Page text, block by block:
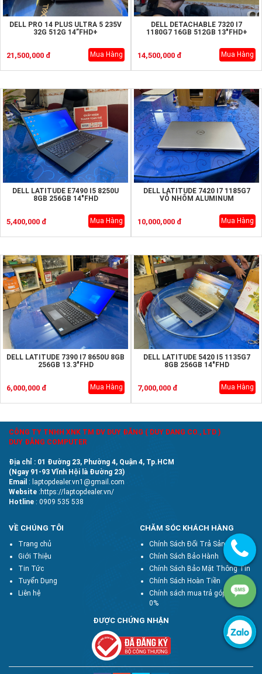
DELL PRO 14 PLUS ULTRA 5 235V
32G 512G 14”FHD+
21,500,000 đ Mua Hàng
DELL DETACHABLE 7320 I7
1180G7 16GB 512GB 13"FHD+
14,500,000 đ Mua Hàng
DELL LATITUDE E7490 I5 8250U
8GB 256GB 14"FHD
5,400,000 đ Mua Hàng
DELL LATITUDE 7420 I7 1185G7
VỎ NHÔM ALUMINUM
10,000,000 đ Mua Hàng
DELL LATITUDE 7390 I7 8650U 8GB
256GB 13.3"FHD
6,000,000 đ Mua Hàng
DELL LATITUDE 5420 I5 1135G7
8GB 256GB 14"FHD
7,000,000 đ Mua Hàng
CÔNG TY TNHH XNK TM DV DUY ĐĂNG ( DUY DANG CO., LTD )
DUY ĐĂNG COMPUTER
Địa chỉ : 01 Đường 23, Phường 4, Quận 4, Tp.HCM
(Ngay 91-93 Vĩnh Hội là Đường 23)
Email : laptopdealer.vn1@gmail.com
Website :https://laptopdealer.vn/
Hotline : 0909 535 538
VỀ CHÚNG TÔI
Trang chủ
Giới Thiệu
Tin Tức
Tuyển Dụng
Liên hệ
CHĂM SÓC KHÁCH HÀNG
Chính Sách Đổi Trả Sản Phẩm
Chính Sách Bảo Hành
Chính Sách Bảo Mật Thông Tin
Chính Sách Hoàn Tiền
Chính sách mua trả góp lãi suất
0%
ĐƯỢC CHỨNG NHẬN